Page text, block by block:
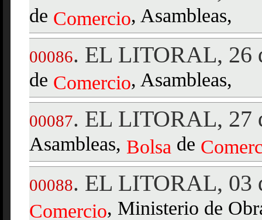
de Comercio, Asambleas,
00086. EL LITORAL, 26
de Comercio, Asambleas,
00087. EL LITORAL, 27
Asambleas, Bolsa de
00088. EL LITORAL, 03
Comercio, Ministerio de